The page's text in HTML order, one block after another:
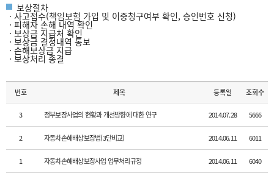
보상절차
ㆍ사고접수(책임보험 가입 및 이중청구여부 확인, 승인번호 신청)
ㆍ피해자 손해 내역 확인
ㆍ보상금 지급처 확인
ㆍ보상금 결정내역 통보
ㆍ손해보상금 지급
ㆍ보상처리 종결
번호 제목 등록일 조회수
3 정부보장사업의 현황과 개선방향에 대한 연구 2014.07.28 5666
2 자동차손해배상보장법(3단비교) 2014.06.11 6011
1 자동차손해배상보장사업 업무처리규정 2014.06.11 6040